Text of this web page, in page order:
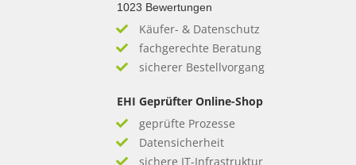
1023 Bewertungen
Käufer- & Datenschutz
fachgerechte Beratung
sicherer Bestellvorgang
EHI Geprüfter Online-Shop
geprüfte Prozesse
Datensicherheit
sichere IT-Infrastruktur